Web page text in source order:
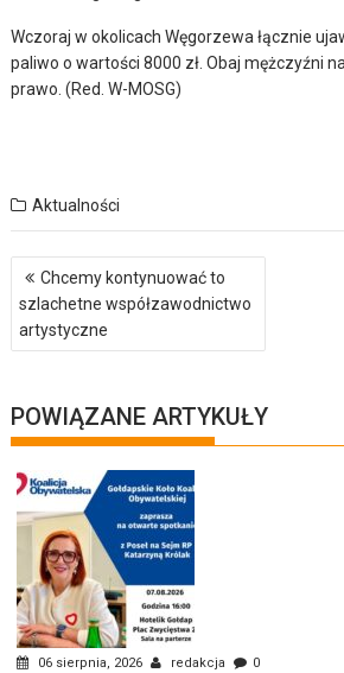
Wczoraj w okolicach Węgorzewa łącznie
paliwo o wartości 8000 zł. Obaj mężczyźni
prawo. (Red. W-MOSG)
Aktualności
Nawigacja
wpisu
Chcemy kontynuować to
szlachetne współzawodnictwo
artystyczne
POWIĄZANE ARTYKUŁY
06 sierpnia, 2026 redakcja 0